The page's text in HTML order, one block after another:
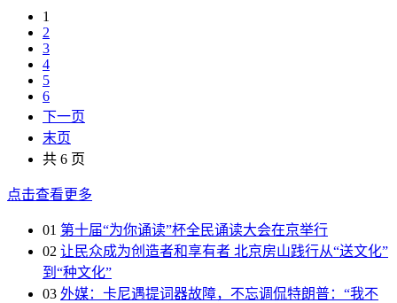
1
2
3
4
5
6
下一页
末页
共 6 页
点击查看更多
01 第十届“为你诵读”杯全民诵读大会在京举行
02 让民众成为创造者和享有者 北京房山践行从“送文化”
到“种文化”
03 外媒：卡尼遇提词器故障，不忘调侃特朗普：“我不